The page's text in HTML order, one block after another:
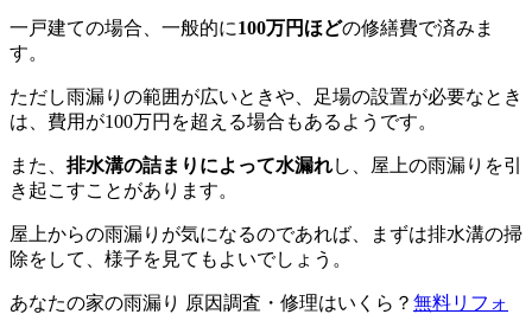
一戸建ての場合、一般的に100万円ほどの修繕費で済みま
す。
ただし雨漏りの範囲が広いときや、足場の設置が必要なとき
は、費用が100万円を超える場合もあるようです。
また、 排水溝の詰まりによって水漏れし、屋上の雨漏りを引
き起こすことがあります。
屋上からの雨漏りが気になるのであれば、まずは排水溝の掃
除をして、様子を見てもよいでしょう。
あなたの家の雨漏り 原因調査・修理はいくら？ 無料リフォ